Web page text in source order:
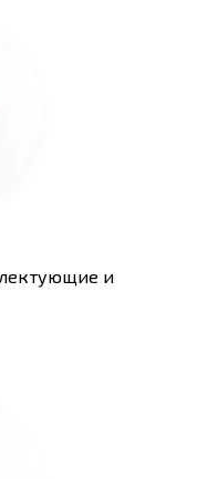
и